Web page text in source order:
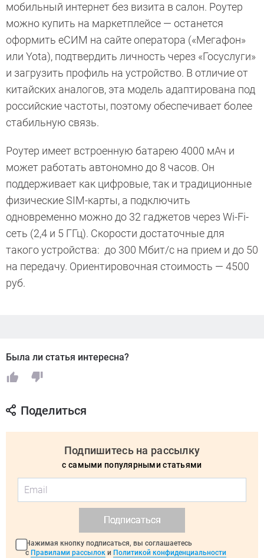
мобильный интернет без визита в салон. Роутер
можно купить на маркетплейсе — останется
оформить еСИМ на сайте оператора («Мегафон»
или Yota), подтвердить личность через «Госуслуги»
и загрузить профиль на устройство. В отличие от
китайских аналогов, эта модель адаптирована под
российские частоты, поэтому обеспечивает более
стабильную связь.
Роутер имеет встроенную батарею 4000 мАч и
может работать автономно до 8 часов. Он
поддерживает как цифровые, так и традиционные
физические SIM-карты, а подключить
одновременно можно до 32 гаджетов через Wi-Fi-
сеть (2,4 и 5 ГГц). Скорости достаточные для
такого устройства: до 300 Мбит/с на прием и до 50
на передачу. Ориентировочная стоимость — 4500
руб.
Была ли статья интересна?
Поделиться
Подпишитесь на рассылку
с самыми популярными статьями
Подписаться
Нажимая кнопку подписаться, вы соглашаетесь
с Правилами рассылок и Политикой конфиденциальности